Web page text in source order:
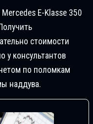
E-Klasse 350
стоимости
у консультантов
по поломкам
наддува.